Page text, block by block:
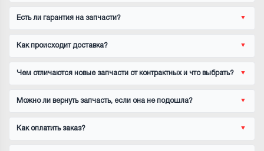
Есть ли гарантия на запчасти?
Как происходит доставка?
Чем отличаются новые запчасти от контрактных и что выбрать?
Можно ли вернуть запчасть, если она не подошла?
Как оплатить заказ?